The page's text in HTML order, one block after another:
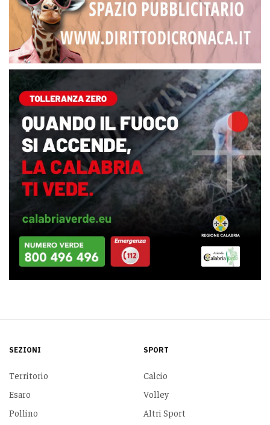
SEZIONI
Territorio
Esaro
Pollino
SPORT
Calcio
Volley
Altri Sport